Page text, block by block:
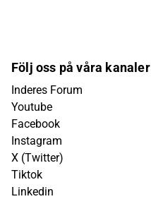
Följ oss på våra
Inderes Forum
Youtube
Facebook
Instagram
X (Twitter)
Tiktok
Linkedin